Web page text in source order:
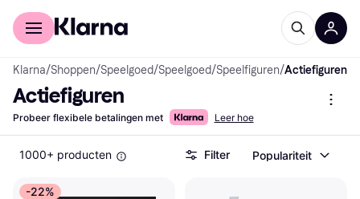
Voor shoppers
Klarna/Shoppen/Speelgoed/Speelgoed/Speelfiguren/Actiefiguren
Actiefiguren
Probeer flexibele betalingen met Leer hoe
1000+ producten Filter Populariteit
-22%